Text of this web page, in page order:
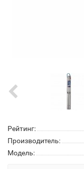
Рейтинг:
Производитель:
Модель: